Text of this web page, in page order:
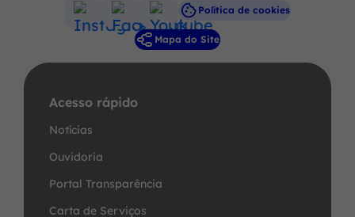
Acessar
Rede
Social
Instagram
Acessar
Rede
Social
Acessar
a
Rede
Política de cookies
Mapa do Site
Acesso rápido
Notícias
Ouvidoria
Portal Transparência
Carta de Serviços